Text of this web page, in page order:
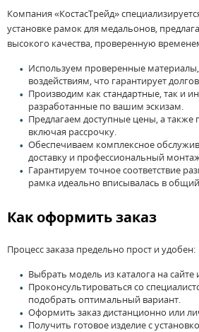
Компания «КостасТрейд»
установке рамок для медальонов,
высокого качества, проверенную
Используем проверенные
воздействиям, что гарантирует
Производим как стандартные, так и
разработанные по вашим эскизам.
Предлагаем доступные цены, а также
включая рассрочку.
Обеспечиваем комплексное
доставку и профессиональный
Гарантируем точное соответствие
рамка идеально вписывалась в
Как оформить заказ
Процесс заказа предельно прост и удобен:
Выбрать модель из каталога на
Проконсультироваться со
подобрать оптимальный вариант.
Оформить заказ дистанционно или
Получить готовое изделие с